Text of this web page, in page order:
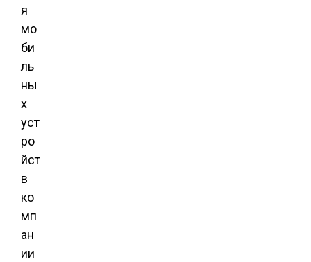
я
мо
би
ль
ны
х
уст
ро
йст
в
ко
мп
ан
ии